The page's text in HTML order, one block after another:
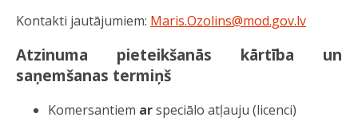
Kontakti jautājumiem: Maris.Ozolins@mod.gov.lv
Atzinuma pieteikšanās kārtība un
saņemšanas termiņš
Komersantiem arspeciālo atļauju (licenci)